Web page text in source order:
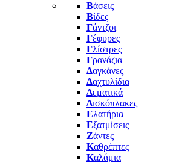
Βάσεις
Βίδες
Γάντζοι
Γέφυρες
Γλίστρες
Γρανάζια
Δαγκάνες
Δαχτυλίδια
Δεματικά
Δισκόπλακες
Ελατήρια
Εξατμίσεις
Ζάντες
Καθρέπτες
Καλάμια